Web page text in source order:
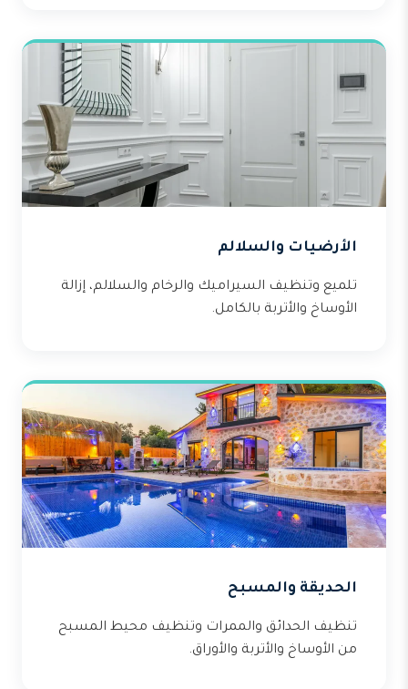
الأرضيات والسلالم
تلميع وتنظيف السيراميك والرخام والسلالم، إزالة
الأوساخ والأتربة بالكامل.
الحديقة والمسبح
تنظيف الحدائق والممرات وتنظيف محيط المسبح
من الأوساخ والأتربة والأوراق.